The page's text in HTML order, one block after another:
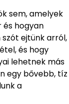
sem, amelyek
hogyan
ejtünk arról,
és hogy
lehetnek más
egy bővebb, tíz
a